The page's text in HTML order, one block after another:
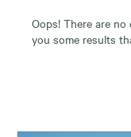
Oops! There are
you some results